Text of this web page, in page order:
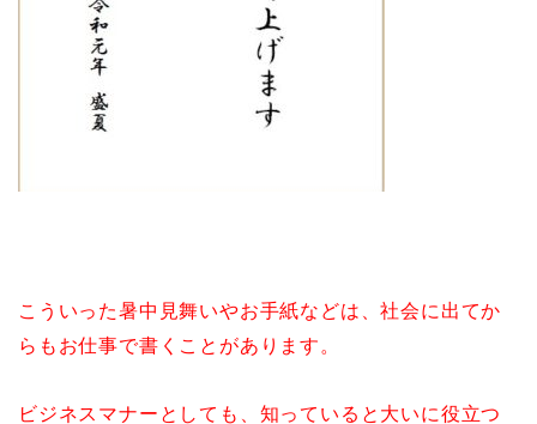
こういった暑中見舞いやお手紙などは、社会に出てか
らもお仕事で書くことがあります。
ビジネスマナーとしても、知っていると大いに役立つ